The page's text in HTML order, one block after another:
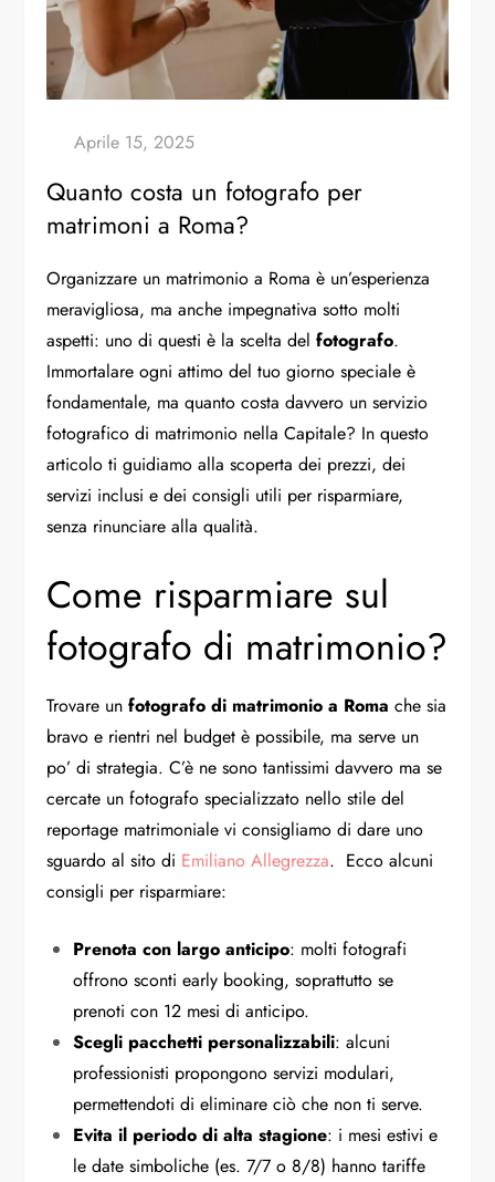
Quanto costa un fotografo per
matrimoni a Roma?
Organizzare un matrimonio a Roma è un’esperienza
meravigliosa, ma anche impegnativa sotto molti
aspetti: uno di questi è la scelta delfotografo.
Immortalare ogni attimo del tuo giorno speciale è
fondamentale, ma quanto costa davvero un servizio
fotografico di matrimonio nella Capitale? In questo
articolo ti guidiamo alla scoperta dei prezzi, dei
servizi inclusi e dei consigli utili per risparmiare,
senza rinunciare alla qualità.
Come risparmiare sul
fotografo di matrimonio?
Trovare unfotografo di matrimonio a Roma che sia
bravo e rientri nel budget è possibile, ma serve un
po’ di strategia. C’è ne sono tantissimi davvero ma se
cercate un fotografo specializzato nello stile del
reportage matrimoniale vi consigliamo di dare uno
sguardo al sito di Emiliano Allegrezza. Ecco alcuni
consigli per risparmiare:
Prenota con largo anticipo: molti fotografi
offrono sconti early booking, soprattutto se
prenoti con 12 mesi di anticipo.
Scegli pacchetti personalizzabili: alcuni
professionisti propongono servizi modulari,
permettendoti di eliminare ciò che non ti serve.
Evita il periodo di alta stagione: i mesi estivi e
le date simboliche (es. 7/7 o 8/8) hanno tariffe